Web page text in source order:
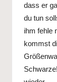
dass er
du tun
ihm fehle
kommst